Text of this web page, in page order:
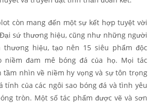
còn mang đến một sự kết hợp tuyệt vời
sứ thương hiệu, cũng như những người
hiệu, tạo nên 15 siêu phẩm độc
niềm đam mê bóng đá của họ. Mọi tác
tầm nhìn về niềm hy vọng và sự tôn trọng
tính của các ngôi sao bóng đá và tình yêu
tròn. Một số tác phẩm được vẽ và sơn